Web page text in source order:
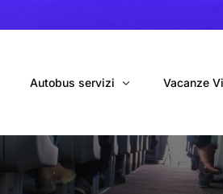
conducente
Autobus servizi
Navetta Autobus da Fiumicino
Vacanze